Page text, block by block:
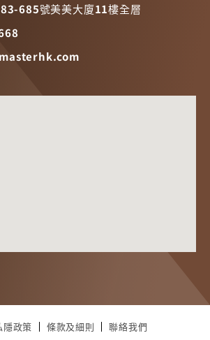
685號美美大廈11樓全層
隱政策 條款及細則 聯絡我們